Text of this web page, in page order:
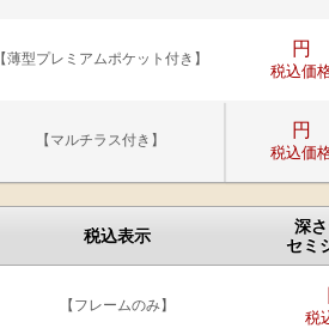
【薄型プレミアムポケット付き】 円
税込価
【マルチラス付き】 円
税込価
税込表示
深
セミ
【フレームのみ】
税